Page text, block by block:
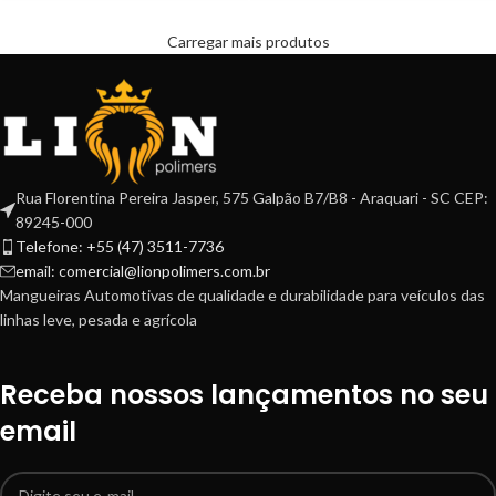
Carregar mais produtos
Rua Florentina Pereira Jasper, 575 Galpão B7/B8 - Araquari - SC CEP:
89245-000
Telefone: +55 (47) 3511-7736
email: comercial@lionpolimers.com.br
Mangueiras Automotivas de qualidade e durabilidade para veículos das
linhas leve, pesada e agrícola
Receba nossos lançamentos no seu
email